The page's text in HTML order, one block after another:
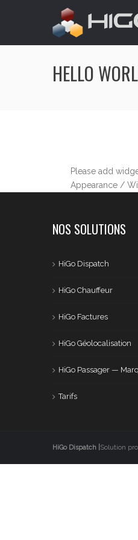
HELLO
Please add
Appearance /
NOS SOLUTIONS
HiGo Dispatch
HiGo Chauffeur
HiGo Factures
HiGo Géolocalisation
HiGo Passager —
Tarifs
HiGo Dispatch | Solution